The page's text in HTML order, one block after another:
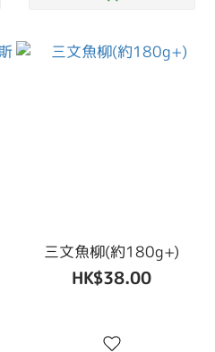
三文魚柳(約180g+)
HK$38.00